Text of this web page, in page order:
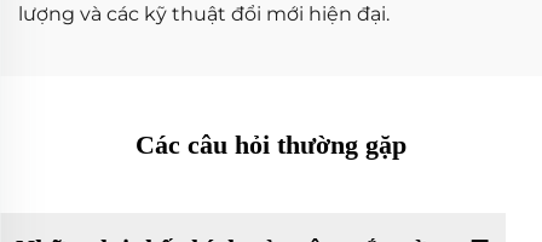
lượng và các kỹ thuật đổi mới hiện đại.
Các câu hỏi thường gặp